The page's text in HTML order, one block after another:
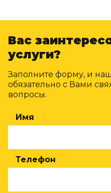
Вас
услуги?
Заполните форму, и
обязательно с Вами
вопросы.
Имя
Телефон